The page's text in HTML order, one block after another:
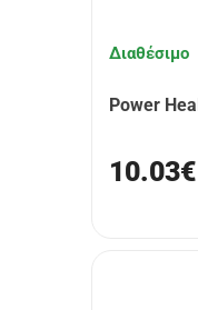
Διαθέσιμο
Power
10.03€